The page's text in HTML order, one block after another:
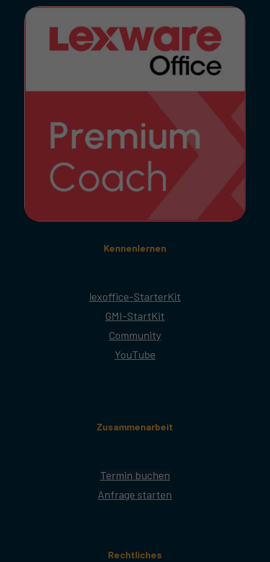
Kennenlernen
lexoffice-StarterKit
GMI-StartKit
Community
YouTube
Zusammenarbeit
Termin buchen
Anfrage starten
Rechtliches